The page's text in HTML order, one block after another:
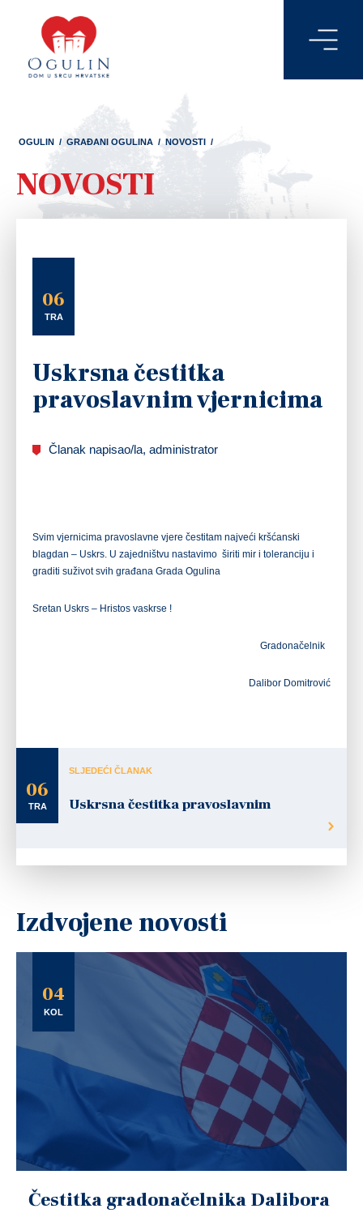
OGULIN / GRAĐANI OGULINA / NOVOSTI /
NOVOSTI
06
TRA
Uskrsna čestitka
pravoslavnim vjernicima
Članak napisao/la, administrator
Svim vjernicima pravoslavne vjere čestitam najveći kršćanski
blagdan – Uskrs. U zajedništvu nastavimo širiti mir i toleranciju i
graditi suživot svih građana Grada Ogulina
Sretan Uskrs – Hristos vaskrse !
Gradonačelnik
Dalibor Domitrović
06
TRA
SLJEDEĆI ČLANAK
Uskrsna čestitka pravoslavnim
Izdvojene novosti
04
KOL
Čestitka gradonačelnika Dalibora